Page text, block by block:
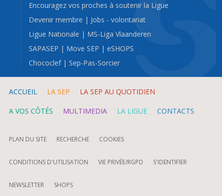
Encouragez vos proches à soutenir la Ligue
Devenir membre | Jobs - volontariat
Ligue Nationale | MS-Liga Vlaanderen
SAPASEP | Move SEP |eSHOPS
Chococlef|Sep-Pas-Sorcier
ACCUEIL LA SEP LA SEP AU QUOTIDIEN
A VOS CÔTÉS MULTIMEDIA LA LIGUE CONTACTS
PLAN DU SITE RECHERCHE COOKIES
CONDITIONS D'UTILISATION VIE PRIVÉE/RGPD S'IDENTIFIER
NEWSLETTER SHOPS